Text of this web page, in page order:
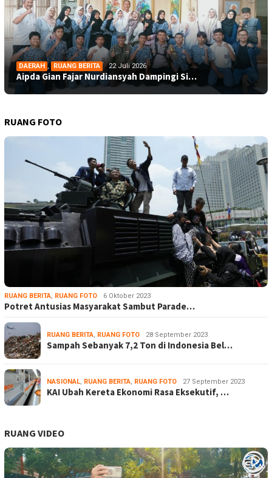
DAERAH , RUANG BERITA 22 Juli 2026
Aipda Gian Fajar Nurdiansyah Dampingi Si…
RUANG FOTO
RUANG BERITA, RUANG FOTO 6 Oktober 2023
Potret Antusias Masyarakat Sambut Parade…
RUANG BERITA, RUANG FOTO 28 September 2023
Sampah Sebanyak 7,2 Ton di Indonesia Bel…
NASIONAL, RUANG BERITA, RUANG FOTO 27 September 2023
KAI Ubah Kereta Ekonomi Rasa Eksekutif, …
RUANG VIDEO